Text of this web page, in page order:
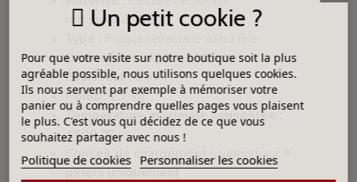
recristallisé (SiC)
Dimensions :400 × 400 mm
Épaisseur :6 mm
Poids :2,7 kg
Température maximale conseillée :
1500 °C
Conseil de chargement :
support sur
piliers uniquement
Un petit cookie ?
Pour que votre visite sur notre boutique soit la plus
agréable possible, nous utilisons quelques cookies.
Ils nous servent par exemple à mémoriser votre
panier ou à comprendre quelles pages vous plaisent
le plus. C'est vous qui décidez de ce que vous
souhaitez partager avec nous !
Politique de cookies Personnaliser les cookies